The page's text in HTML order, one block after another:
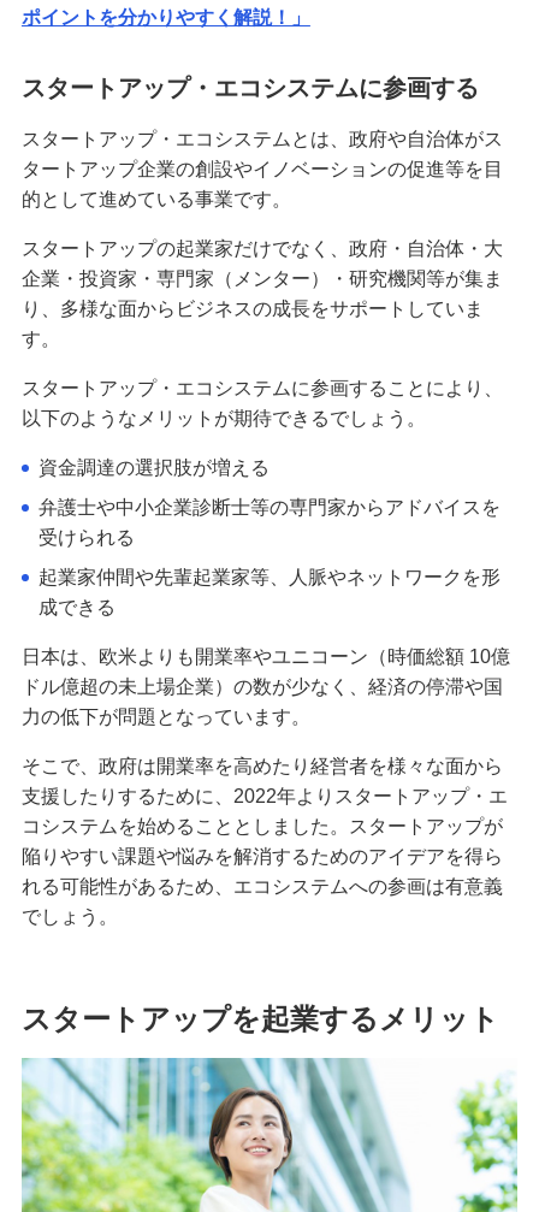
ポイントを分かりやすく解説！」
スタートアップ・エコシステムに参画する
スタートアップ・エコシステムとは、政府や自治体がス
タートアップ企業の創設やイノベーションの促進等を目
的として進めている事業です。
スタートアップの起業家だけでなく、政府・自治体・大
企業・投資家・専門家（メンター）・研究機関等が集ま
り、多様な面からビジネスの成長をサポートしていま
す。
スタートアップ・エコシステムに参画することにより、
以下のようなメリットが期待できるでしょう。
資金調達の選択肢が増える
弁護士や中小企業診断士等の専門家からアドバイスを
受けられる
起業家仲間や先輩起業家等、人脈やネットワークを形
成できる
日本は、欧米よりも開業率やユニコーン（時価総額 10億
ドル億超の未上場企業）の数が少なく、経済の停滞や国
力の低下が問題となっています。
そこで、政府は開業率を高めたり経営者を様々な面から
支援したりするために、2022年よりスタートアップ・エ
コシステムを始めることとしました。スタートアップが
陥りやすい課題や悩みを解消するためのアイデアを得ら
れる可能性があるため、エコシステムへの参画は有意義
でしょう。
スタートアップを起業するメリット